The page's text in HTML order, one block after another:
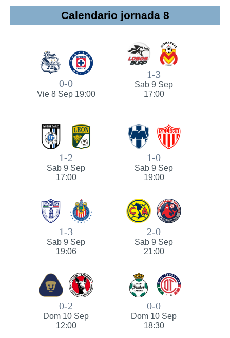
Calendario jornada 8
0-0
Vie 8 Sep 19:00
1-3
Sab 9 Sep
17:00
1-2
Sab 9 Sep
17:00
1-0
Sab 9 Sep
19:00
1-3
Sab 9 Sep
19:06
2-0
Sab 9 Sep
21:00
0-2
Dom 10 Sep
12:00
0-0
Dom 10 Sep
18:30